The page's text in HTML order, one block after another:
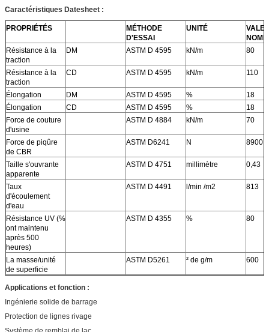
Caractéristiques Datesheet :
PROPRIÉTÉS
MÉTHODE
D'ESSAI
UNITÉ
Résistance à la
traction
DM ASTM D 4595 kN/m 80
Résistance à la
traction
CD ASTM D 4595 kN/m 110
Élongation DM ASTM D 4595 %
18
Élongation
CD ASTM D 4595 %
18
Force de couture
d'usine
ASTM D 4884 kN/m 70
Force de piqûre
de CBR
ASTM D6241 N 8900
Taille s'ouvrante
apparente
ASTM D 4751 millimètre 0,43
Taux
d'écoulement
d'eau
ASTM D 4491 l/min /m2 813
Résistance UV (%
ont maintenu
après 500
heures)
ASTM D 4355 % 80
La masse/unité
de superficie
ASTM D5261 ² de g/m 600
Applications et fonction :
Ingénierie solide de barrage
Protection de lignes rivage